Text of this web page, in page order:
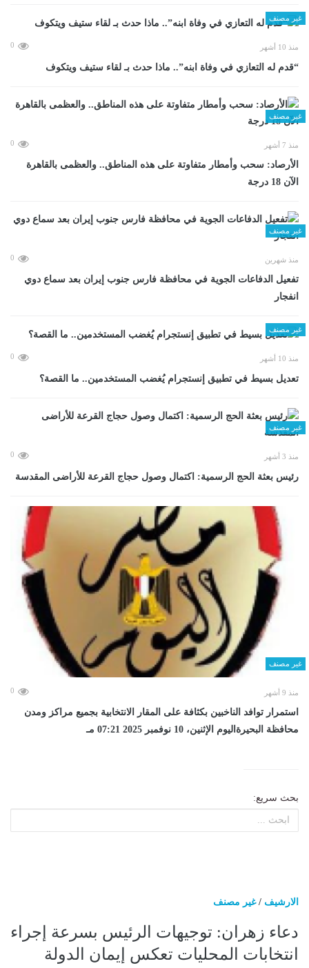
غير مصنف
منذ 10 أشهر 0
“قدم له التعازي في وفاة ابنه”.. ماذا حدث بـ لقاء ستيف ويتكوف
غير مصنف
منذ 7 أشهر 0
الأرصاد: سحب وأمطار متفاوتة على هذه المناطق.. والعظمى بالقاهرة
الآن 18 درجة
غير مصنف
منذ شهرين 0
تفعيل الدفاعات الجوية في محافظة فارس جنوب إيران بعد سماع دوي
انفجار
غير مصنف
منذ 10 أشهر 0
تعديل بسيط في تطبيق إنستجرام يُغضب المستخدمين.. ما القصة؟
غير مصنف
منذ 3 أشهر 0
رئيس بعثة الحج الرسمية: اكتمال وصول حجاج القرعة للأراضى المقدسة
غير مصنف
منذ 9 أشهر 0
استمرار توافد الناخبين بكثافة على المقار الانتخابية بجميع مراكز ومدن
محافظة البحيرةاليوم الإثنين، 10 نوفمبر 2025 07:21 مـ
بحث سريع:
الارشيف /غير مصنف
دعاء زهران: توجيهات الرئيس بسرعة إجراء
انتخابات المحليات تعكس إيمان الدولة